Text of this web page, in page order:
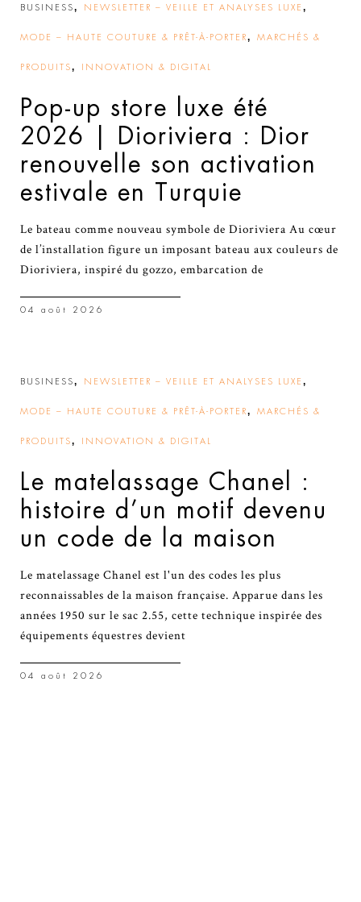
BUSINESS, NEWSLETTER – VEILLE ET ANALYSES LUXE ,
MODE – HAUTE COUTURE & PRÊT-À-PORTER, MARCHÉS &
PRODUITS, INNOVATION & DIGITAL
Pop-up store luxe été
2026 | Dioriviera : Dior
renouvelle son activation
estivale en Turquie
Le bateau comme nouveau symbole de Dioriviera Au cœur
de l’installation figure un imposant bateau aux couleurs de
Dioriviera, inspiré du gozzo, embarcation de
04 août 2026
BUSINESS, NEWSLETTER – VEILLE ET ANALYSES LUXE ,
MODE – HAUTE COUTURE & PRÊT-À-PORTER, MARCHÉS &
PRODUITS, INNOVATION & DIGITAL
Le matelassage Chanel :
histoire d’un motif devenu
un code de la maison
Le matelassage Chanel est l'un des codes les plus
reconnaissables de la maison française. Apparue dans les
années 1950 sur le sac 2.55, cette technique inspirée des
équipements équestres devient
04 août 2026